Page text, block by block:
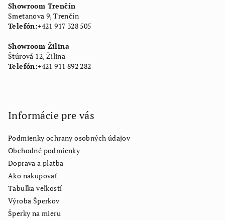
Showroom Trenčín
Smetanova 9, Trenčín
Telefón:+421 917 328 505
Showroom Žilina
Štúrová 12, Žilina
Telefón:+421 911 892 282
Informácie pre vás
Podmienky ochrany osobných údajov
Obchodné podmienky
Doprava a platba
Ako nakupovať
Tabuľka veľkostí
Výroba Šperkov
Šperky na mieru